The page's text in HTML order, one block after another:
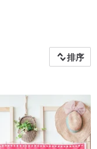
排序